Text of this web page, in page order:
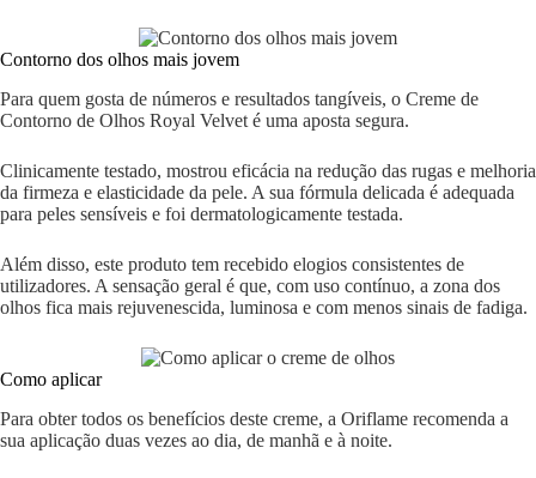
Contorno dos olhos mais jovem
Para quem gosta de números e resultados tangíveis, o Creme de
Contorno de Olhos Royal Velvet é uma aposta segura.
Clinicamente testado, mostrou eficácia na redução das rugas e melhoria
da firmeza e elasticidade da pele. A sua fórmula delicada é adequada
para peles sensíveis e foi dermatologicamente testada.
Além disso, este produto tem recebido elogios consistentes de
utilizadores. A sensação geral é que, com uso contínuo, a zona dos
olhos fica mais rejuvenescida, luminosa e com menos sinais de fadiga.
Como aplicar
Para obter todos os benefícios deste creme, a Oriflame recomenda a
sua aplicação duas vezes ao dia, de manhã e à noite.